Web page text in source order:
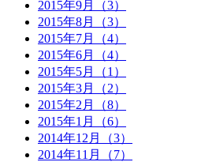
2015年9月（3）
2015年8月（3）
2015年7月（4）
2015年6月（4）
2015年5月（1）
2015年3月（2）
2015年2月（8）
2015年1月（6）
2014年12月（3）
2014年11月（7）